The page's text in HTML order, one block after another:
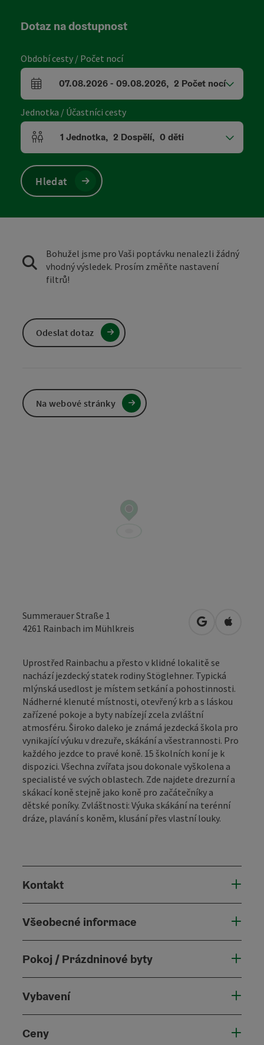
Summerauer Straße 1
4261 Rainbach im Mühlkreis Otevřít vOtevřít
Uprostřed Rainbachu a přesto v klidné lokalitě se
nachází jezdecký statek rodiny Stöglehner. Typická
mlýnská usedlost je místem setkání a pohostinnosti.
Nádherné klenuté místnosti, otevřený krb a s láskou
zařízené pokoje a byty nabízejí zcela zvláštní
atmosféru. Široko daleko je známá jezdecká škola pro
vynikající výuku v drezuře, skákání a všestrannosti. Pro
každého jezdce to pravé koně. 15 školních koní je k
dispozici. Všechna zvířata jsou dokonale vyškolena a
specialisté ve svých oblastech. Zde najdete drezurní a
skákací koně stejně jako koně pro začátečníky a
dětské poníky. Zvláštnosti: Výuka skákání na terénní
dráze, plavání s koněm, klusání přes vlastní louky.
Kontakt
Všeobecné informace
Pokoj / Prázdninové byty
Vybavení
Ceny
Dotaz na dostupnost
Období cesty / Počet nocí
Pole příjezdu a odjezdu
07.08.2026- 09.08.2026, 2 Počet nocí
Jednotka / Účastníci cesty
Počet jednotek a polí pro osoby
1 Jednotka, 2 Dospělí, 0děti
Hledat
Bohužel jsme pro Vaši poptávku nenalezli žádný
vhodný výsledek. Prosím změňte nastavení
filtrů!
Odeslat dotaz
Na webové stránky